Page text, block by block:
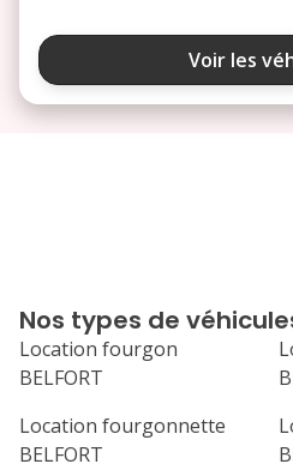
ma
24 25
31
lu
Voir les
Nos types de
Location fourgon
BELFORT
Location fourgonnette
BELFORT